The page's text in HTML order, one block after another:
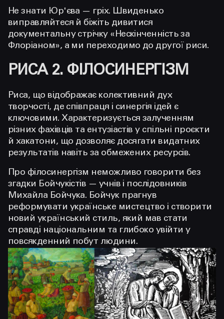
Не знати Юр'єва — гріх. Швиденько
виправляйтеся й біжіть дивитися
документальну стрічку «Нескінченність за
Флоріаном», а ми переходимо до другої риси.
РИСА 2. ФІЛОСИНЕРГІЗМ
Риса, що відображає колективний дух
творчості, де співпраця і синергія ідей є
ключовими. Характеризується залученням
різних фахівців та ентузіастів у спільні проєкти
й хакатони, що дозволяє досягати видатних
результатів навіть за обмежених ресурсів.
Про філосинергізм неможливо говорити без
згадки Бойчукістів — учнів і послідовників
Михайла Бойчука. Бойчук прагнув
реформувати українське мистецтво і створити
новий український стиль, який мав стати
справді національним та глибоко увійти у
повсякденний побут людини.